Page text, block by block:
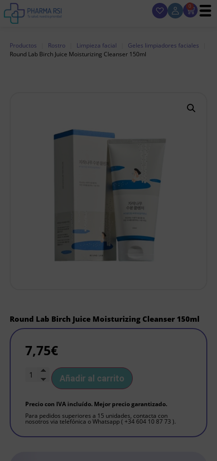
0
Productos Rostro Limpieza facial Geles limpiadores faciales
Round Lab Birch Juice Moisturizing Cleanser 150ml
Round Lab Birch Juice Moisturizing Cleanser 150ml
7,75€
Añadir al carrito
Precio con IVA incluído. Mejor precio garantizado.
Para pedidos superiores a 15 unidades, contacta con
nosotros via telefónica o Whatsapp ( +34 604 10 87 73 ).